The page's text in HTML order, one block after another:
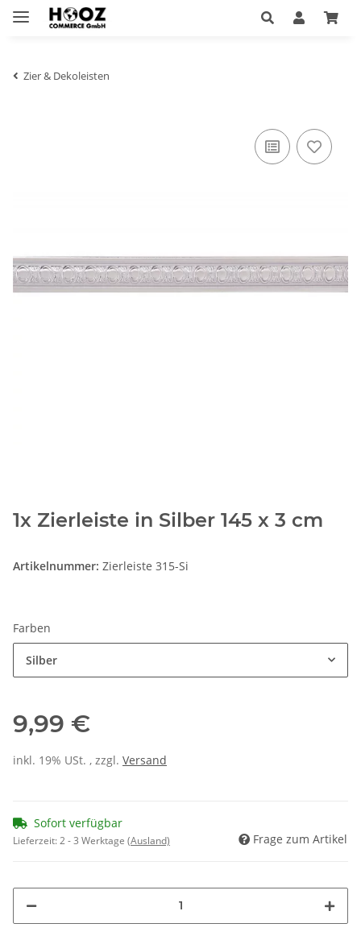
Zier & Dekoleisten
1x Zierleiste in Silber 145 x 3 cm
Artikelnummer: Zierleiste 315-Si
Farben
Silber
9,99 €
inkl. 19% USt. , zzgl. Versand
Sofort verfügbar
Lieferzeit:2 - 3 Werktage (Ausland) Frage zum Artikel